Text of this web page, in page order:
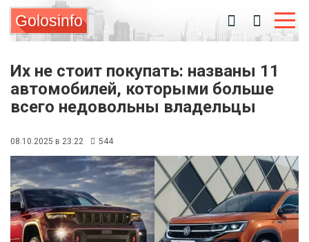
Golosinfo
Их не стоит покупать: названы 11
автомобилей, которыми больше
всего недовольны владельцы
08.10.2025 в 23:22 544